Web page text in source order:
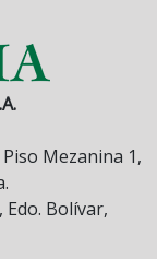
Mezanina 1,
Bolívar,